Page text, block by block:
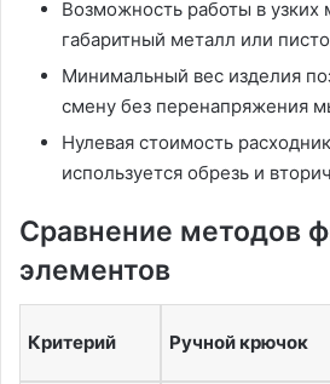
Возможность работы в узких
габаритный металл или
Минимальный вес изделия
смену без перенапряжения
Нулевая стоимость
используется обрезь и
Сравнение методов
элементов
Критерий Ручной крючок